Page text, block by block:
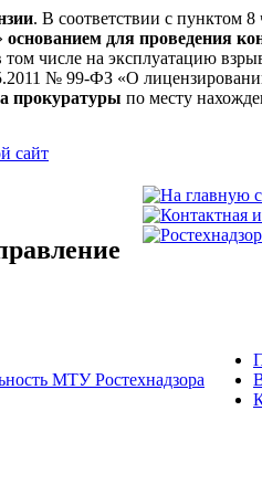
. В соответствии с пунктом
основанием для проведения
том числе на эксплуатацию
№ 99-ФЗ «О
прокуратуры по месту
сайт
МТУ Ростехнадзора